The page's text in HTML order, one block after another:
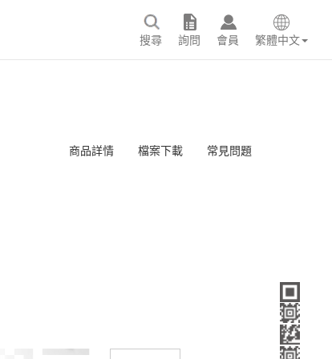
搜尋 詢問 會員 繁體中文
商品詳情 檔案下載 常見問題